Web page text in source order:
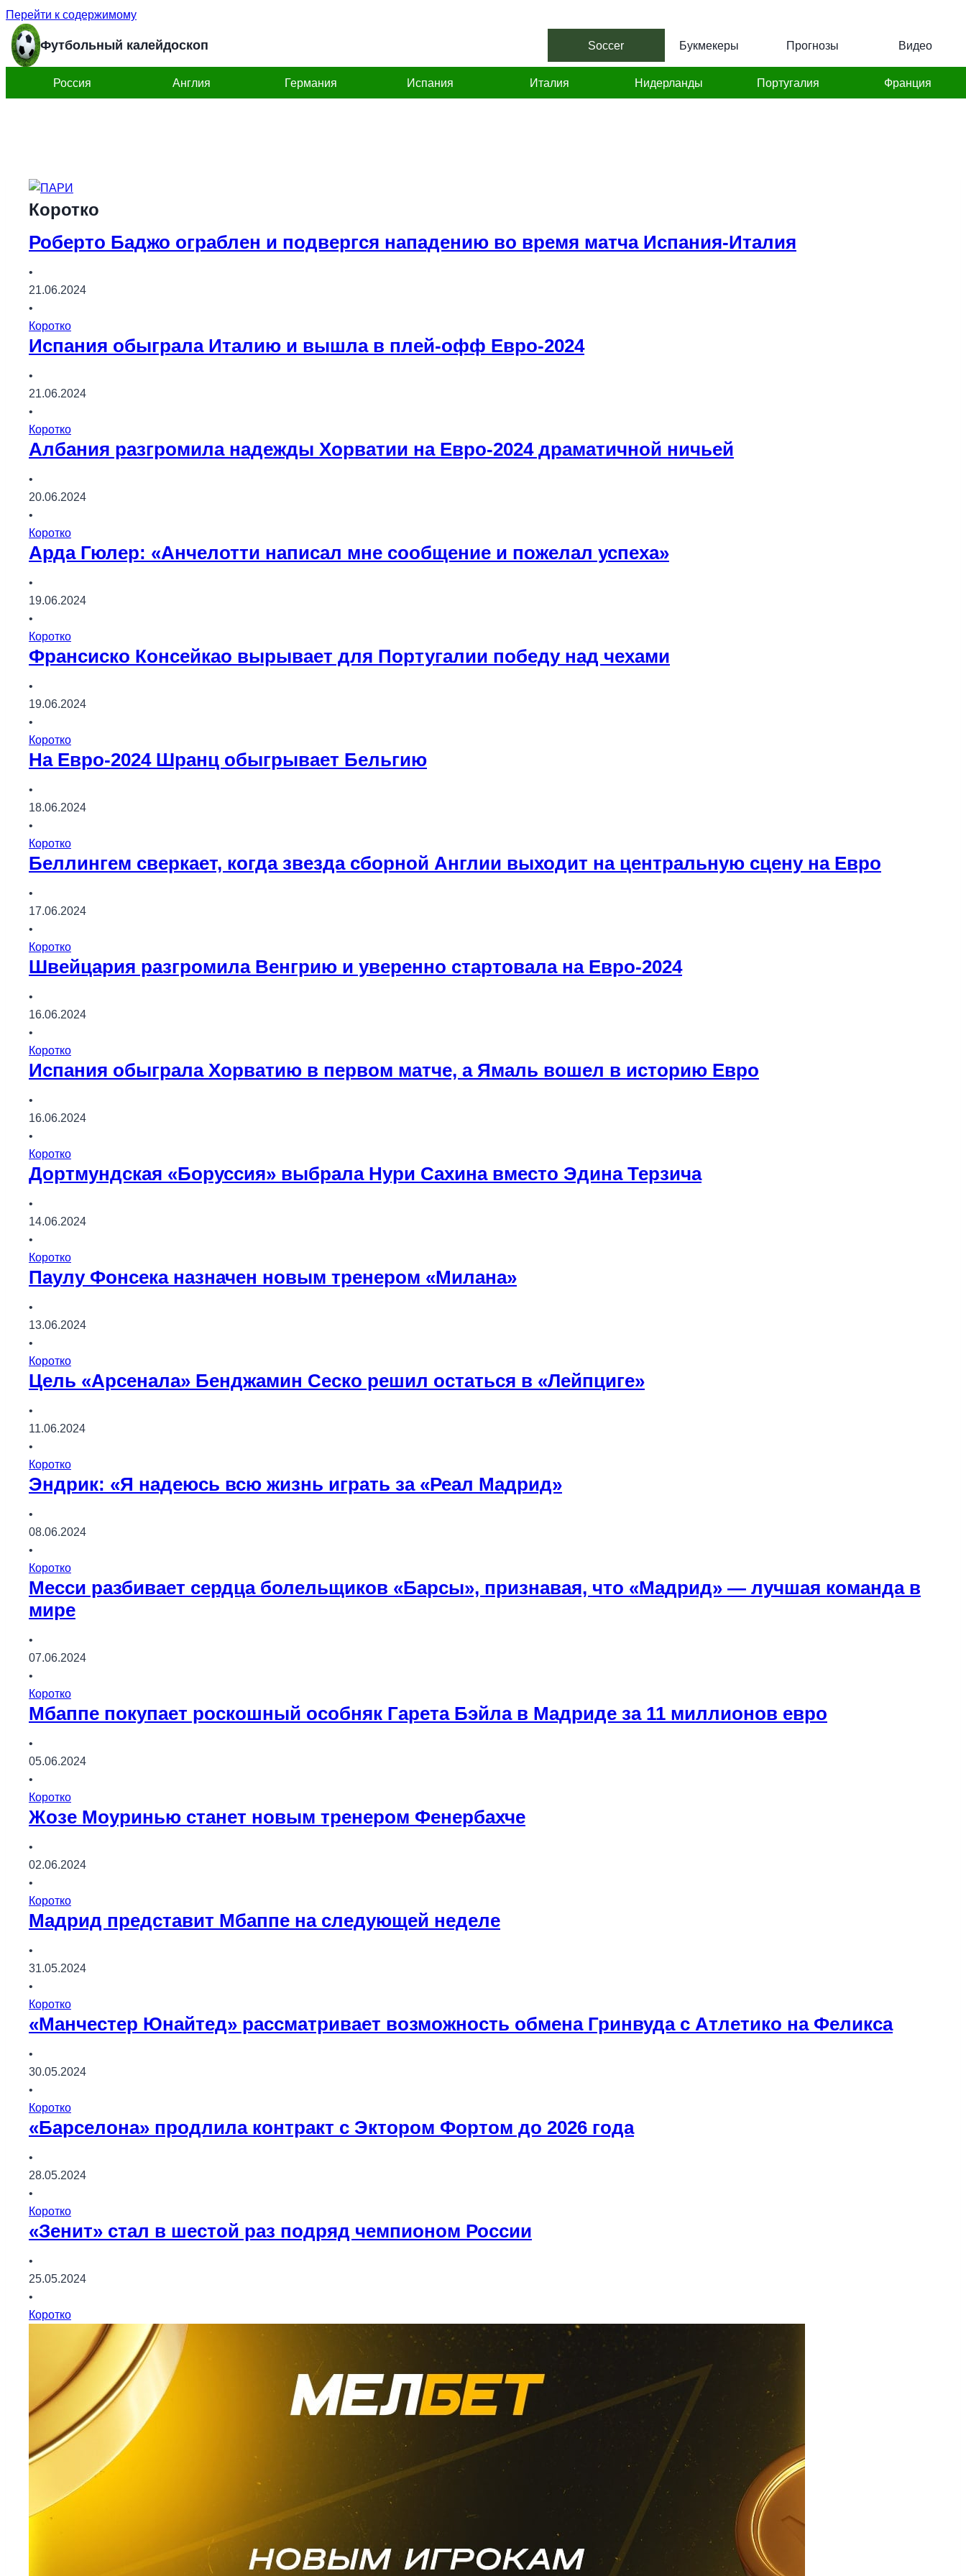
Перейти к содержимому
Футбольный калейдоскоп Soccer Букмекеры Прогнозы Видео
Россия Англия Германия Испания Италия Нидерланды Португалия Франция
Коротко
Роберто Баджо ограблен и подвергся нападению во время матча Испания-Италия
•
21.06.2024
•
Коротко
Испания обыграла Италию и вышла в плей-офф Евро-2024
•
21.06.2024
•
Коротко
Албания разгромила надежды Хорватии на Евро-2024 драматичной ничьей
•
20.06.2024
•
Коротко
Арда Гюлер: «Анчелотти написал мне сообщение и пожелал успеха»
•
19.06.2024
•
Коротко
Франсиско Консейкао вырывает для Португалии победу над чехами
•
19.06.2024
•
Коротко
На Евро-2024 Шранц обыгрывает Бельгию
•
18.06.2024
•
Коротко
Беллингем сверкает, когда звезда сборной Англии выходит на центральную сцену на Евро
•
17.06.2024
•
Коротко
Швейцария разгромила Венгрию и уверенно стартовала на Евро-2024
•
16.06.2024
•
Коротко
Испания обыграла Хорватию в первом матче, а Ямаль вошел в историю Евро
•
16.06.2024
•
Коротко
Дортмундская «Боруссия» выбрала Нури Сахина вместо Эдина Терзича
•
14.06.2024
•
Коротко
Паулу Фонсека назначен новым тренером «Милана»
•
13.06.2024
•
Коротко
Цель «Арсенала» Бенджамин Сеско решил остаться в «Лейпциге»
•
11.06.2024
•
Коротко
Эндрик: «Я надеюсь всю жизнь играть за «Реал Мадрид»
•
08.06.2024
•
Коротко
Месси разбивает сердца болельщиков «Барсы», признавая, что «Мадрид» — лучшая команда в
мире
•
07.06.2024
•
Коротко
Мбаппе покупает роскошный особняк Гарета Бэйла в Мадриде за 11 миллионов евро
•
05.06.2024
•
Коротко
Жозе Моуринью станет новым тренером Фенербахче
•
02.06.2024
•
Коротко
Мадрид представит Мбаппе на следующей неделе
•
31.05.2024
•
Коротко
«Манчестер Юнайтед» рассматривает возможность обмена Гринвуда с Атлетико на Феликса
•
30.05.2024
•
Коротко
«Барселона» продлила контракт с Эктором Фортом до 2026 года
•
28.05.2024
•
Коротко
«Зенит» стал в шестой раз подряд чемпионом России
•
25.05.2024
•
Коротко